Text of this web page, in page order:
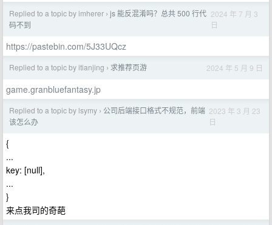
Replied to a topic by imherer › js 能反混淆吗？总共 500 行代
码不到
2024 年 7 月 3
日
https://pastebin.com/5J33UQcz
Replied to a topic by itianjing › 求推荐页游 2024 年 5 月 9 日
game.granbluefantasy.jp
Replied to a topic by lsymy › 公司后端接口格式不规范，前端
该怎么办
2023 年 3 月 23
日
{
...
key: [null],
...
}
来点我司的奇葩